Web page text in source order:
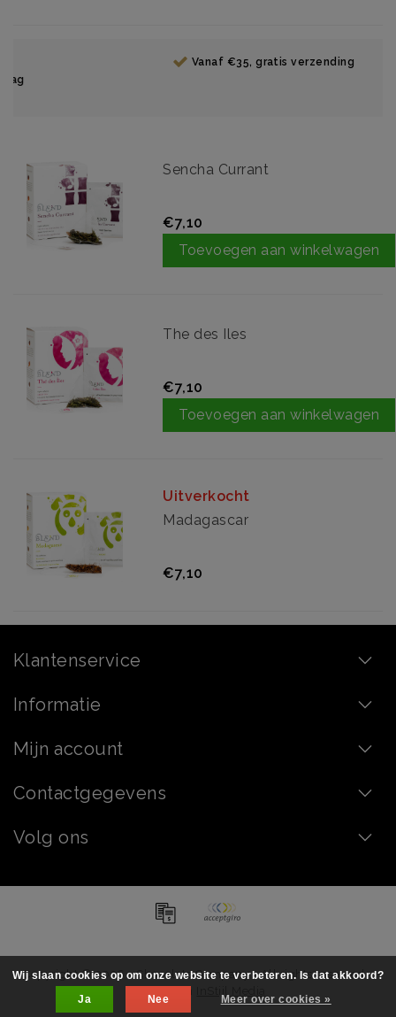
Vanaf €35, gratis verzending
Sencha Currant
€7,10
Toevoegen aan winkelwagen
The des Iles
€7,10
Toevoegen aan winkelwagen
Uitverkocht
Madagascar
€7,10
Klantenservice
Informatie
Mijn account
Contactgegevens
Volg ons
Copyright © 2026 - Chocolate Company - All rights reserved -
Wij slaan cookies op om onze website te verbeteren. Is dat akkoord?
Ja
Nee Meer over cookies »